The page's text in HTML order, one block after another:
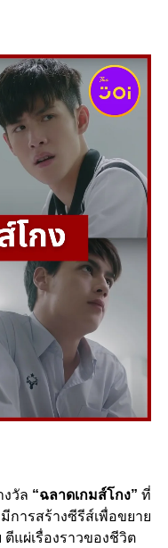
วัล “ฉลาดเกมส์โกง” ที่
การสร้างซีรีส์เพื่อขยาย
แผ่เรื่องราวของชีวิต